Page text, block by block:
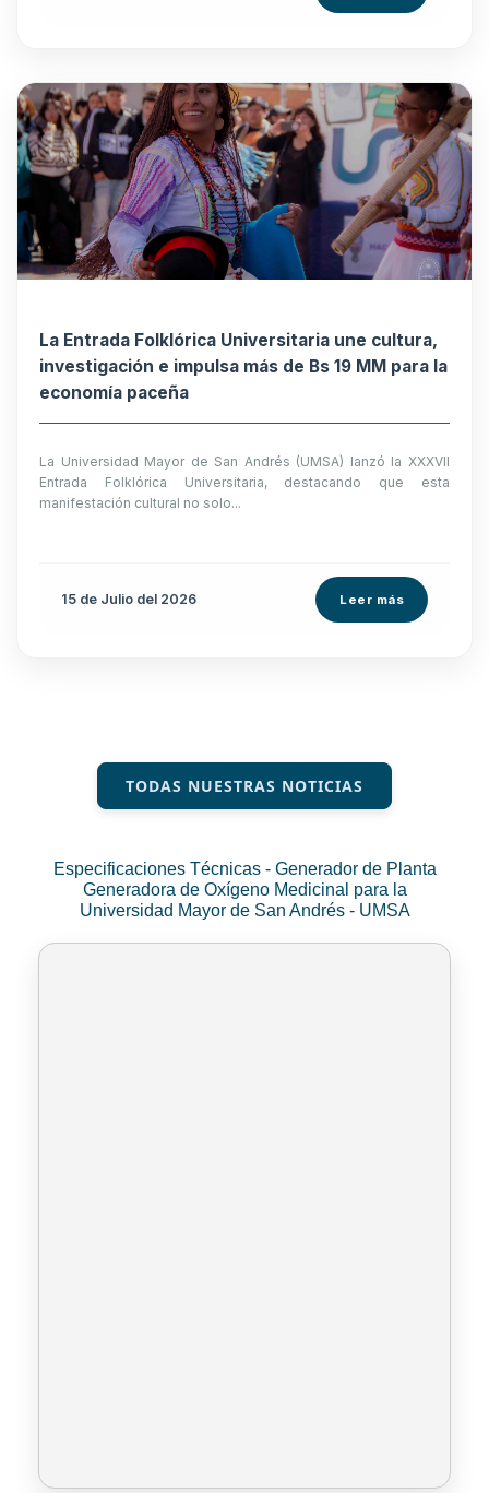
La Entrada Folklórica Universitaria une cultura,
investigación e impulsa más de Bs 19 MM para la
economía paceña
La Universidad Mayor de San Andrés (UMSA) lanzó la XXXVII
Entrada Folklórica Universitaria, destacando que esta
manifestación cultural no solo...
15 de Julio del 2026 Leer más
TODAS NUESTRAS NOTICIAS
Especificaciones Técnicas - Generador de Planta
Generadora de Oxígeno Medicinal para la
Universidad Mayor de San Andrés - UMSA